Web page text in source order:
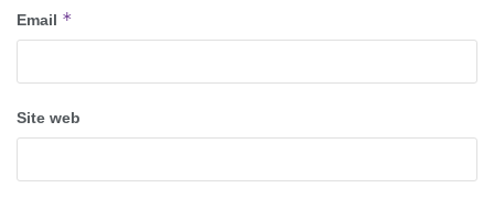
Email *
Site web